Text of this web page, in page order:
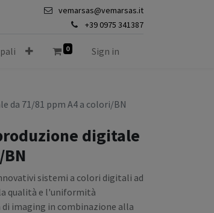
vemarsas@vemarsas.it
+39 0975 341387
0 Sign in
da 71/81 ppm A4 a colori/BN
digitale
sistemi a colori digitali ad
qualità e l'uniformità
imaging in combinazione alla